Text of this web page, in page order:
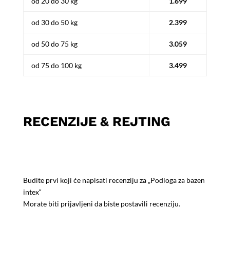
od 30 do 50 kg 2.399
od 50 do 75 kg 3.059
od 75 do 100 kg 3.499
RECENZIJE & REJTING
Budite prvi koji će napisati recenziju za „Podloga za bazen
intex“
Morate biti prijavljeni da biste postavili recenziju.